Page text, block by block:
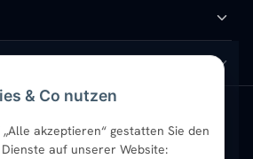
& Co nutzen
akzeptieren“ gestatten Sie den
auf unserer Website:
Handtuchheizkörper